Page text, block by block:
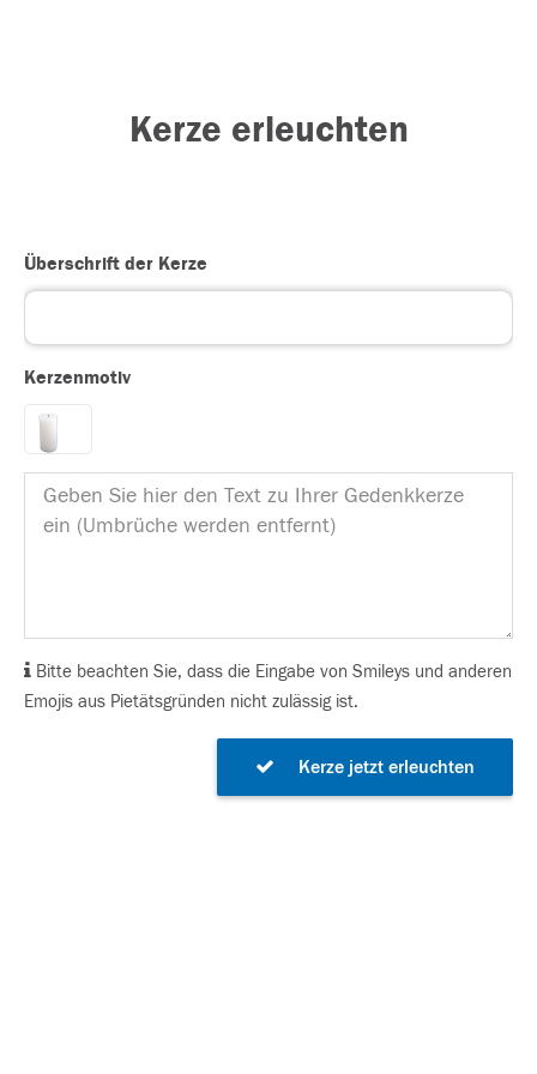
Kerze erleuchten
Überschrift der Kerze
Kerzenmotiv
Bitte beachten Sie, dass die Eingabe von Smileys und anderen
Emojis aus Pietätsgründen nicht zulässig ist.
Kerze jetzt erleuchten